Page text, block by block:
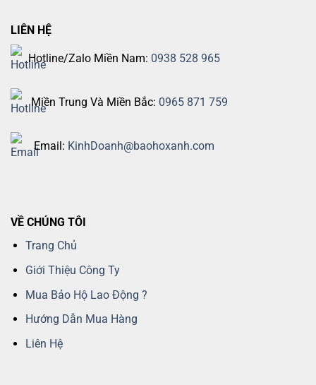
LIÊN HỆ
Hotline/Zalo Miền Nam: 0938 528 965
Miền Trung Và Miền Bắc: 0965 871 759
Email: KinhDoanh@baohoxanh.com
VỀ CHÚNG TÔI
Trang Chủ
Giới Thiệu Công Ty
Mua Bảo Hộ Lao Động ?
Hướng Dẫn Mua Hàng
Liên Hệ